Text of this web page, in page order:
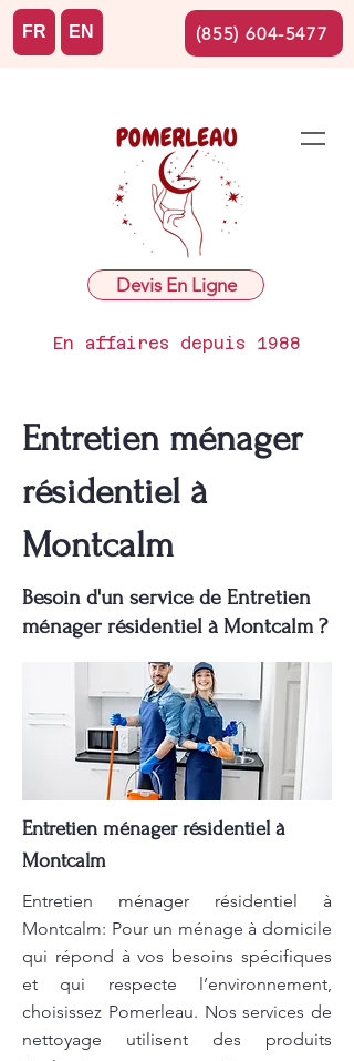
Devis En Ligne
En affaires depuis 1988
FR EN (855) 604-5477
Entretien ménager
résidentiel à
Montcalm
Besoin d'un service de Entretien
ménager résidentiel à Montcalm ?
Entretien ménager résidentiel à
Montcalm
Entretien ménager résidentiel à
Montcalm: Pour un ménage à domicile
qui répond à vos besoins spécifiques
et qui respecte l’environnement,
choisissez Pomerleau. Nos services de
nettoyage utilisent des produits